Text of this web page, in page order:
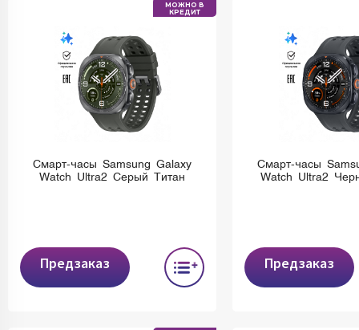
МОЖНО В
КРЕДИТ
Смарт-часы Samsung Galaxy
Watch Ultra2 Серый Титан
Предзаказ
Смарт-часы
Watch Ultra2
Предзаказ